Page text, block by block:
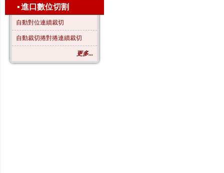
▪進口數位切割
自動對位連續裁切
自動裁切捲對捲連續裁切
更多...